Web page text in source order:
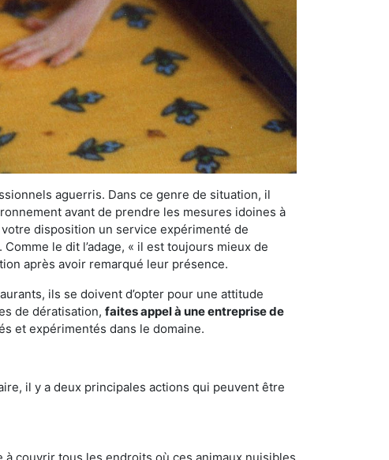
aguerris. Dans ce genre de situation, il
avant de prendre les mesures idoines à
disposition un service expérimenté de
le dit l’adage, « il est toujours mieux de
après avoir remarqué leur présence.
ils se doivent d’opter pour une attitude
de dératisation, faites appel à une entreprise de
et expérimentés dans le domaine.
il y a deux principales actions qui peuvent être